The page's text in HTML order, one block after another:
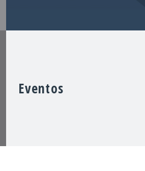
Eventos